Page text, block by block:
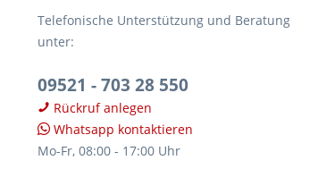
Telefonische Unterstützung und Beratung
unter:
09521 - 703 28 550
Rückruf anlegen
Whatsapp kontaktieren
Mo-Fr, 08:00 - 17:00 Uhr